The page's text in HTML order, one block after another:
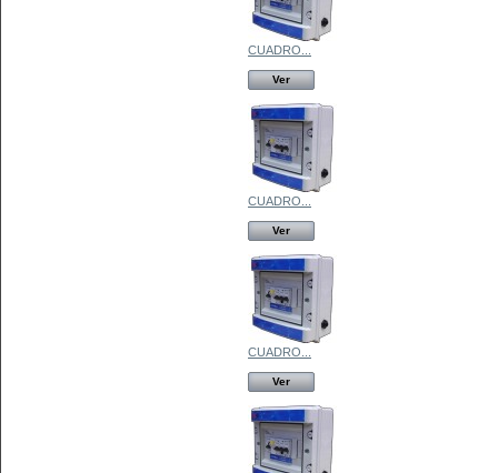
CUADRO...
Ver
CUADRO...
Ver
CUADRO...
Ver